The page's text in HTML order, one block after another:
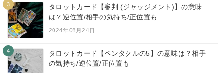
3
タロットカード【審判 (ジャッジメント)】の意味
は？逆位置/相手の気持ち/正位置も
2024年08月24日
4
タロットカード【ペンタクルの5】の意味は？相手
の気持ち/逆位置/正位置も